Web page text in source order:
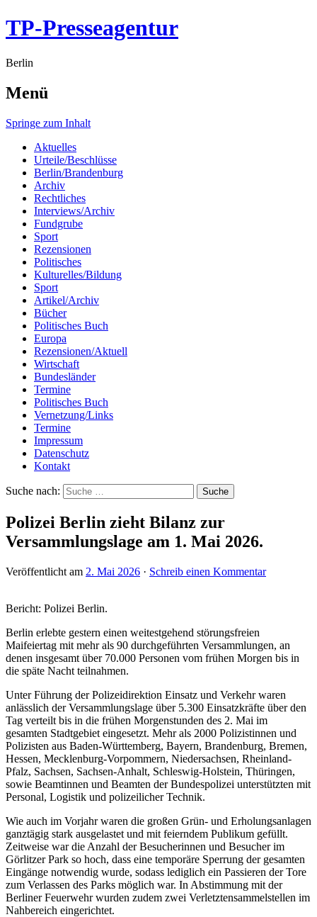
TP-Presseagentur
Berlin
Menü
Springe zum Inhalt
Aktuelles
Urteile/Beschlüsse
Berlin/Brandenburg
Archiv
Rechtliches
Interviews/Archiv
Fundgrube
Sport
Rezensionen
Politisches
Kulturelles/Bildung
Sport
Artikel/Archiv
Bücher
Politisches Buch
Europa
Rezensionen/Aktuell
Wirtschaft
Bundesländer
Termine
Politisches Buch
Vernetzung/Links
Termine
Impressum
Datenschutz
Kontakt
Suche nach:
Polizei Berlin zieht Bilanz zur
Versammlungslage am 1. Mai 2026.
Veröffentlicht am 2. Mai 2026 · Schreib einen Kommentar
Bericht: Polizei Berlin.
Berlin erlebte gestern einen weitestgehend störungsfreien
Maifeiertag mit mehr als 90 durchgeführten Versammlungen, an
denen insgesamt über 70.000 Personen vom frühen Morgen bis in
die späte Nacht teilnahmen.
Unter Führung der Polizeidirektion Einsatz und Verkehr waren
anlässlich der Versammlungslage über 5.300 Einsatzkräfte über den
Tag verteilt bis in die frühen Morgenstunden des 2. Mai im
gesamten Stadtgebiet eingesetzt. Mehr als 2000 Polizistinnen und
Polizisten aus Baden-Württemberg, Bayern, Brandenburg, Bremen,
Hessen, Mecklenburg-Vorpommern, Niedersachsen, Rheinland-
Pfalz, Sachsen, Sachsen-Anhalt, Schleswig-Holstein, Thüringen,
sowie Beamtinnen und Beamten der Bundespolizei unterstützten mit
Personal, Logistik und polizeilicher Technik.
Wie auch im Vorjahr waren die großen Grün- und Erholungsanlagen
ganztägig stark ausgelastet und mit feierndem Publikum gefüllt.
Zeitweise war die Anzahl der Besucherinnen und Besucher im
Görlitzer Park so hoch, dass eine temporäre Sperrung der gesamten
Eingänge notwendig wurde, sodass lediglich ein Passieren der Tore
zum Verlassen des Parks möglich war. In Abstimmung mit der
Berliner Feuerwehr wurden zudem zwei Verletztensammelstellen im
Nahbereich eingerichtet.